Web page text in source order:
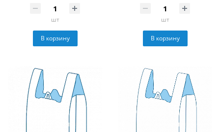
шт
В корзину
шт
В корзину